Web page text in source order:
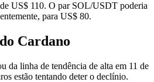
US$ 110. O par SOL/USDT poderia
para US$ 80.
Cardano
da linha de tendência de alta em 11 de
estão tentando deter o declínio.